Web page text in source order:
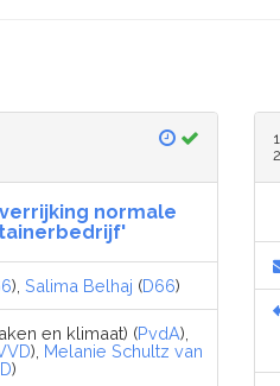
normale
), Salima Belhaj (D66)
en klimaat) (PvdA),
), Melanie Schultz van
)